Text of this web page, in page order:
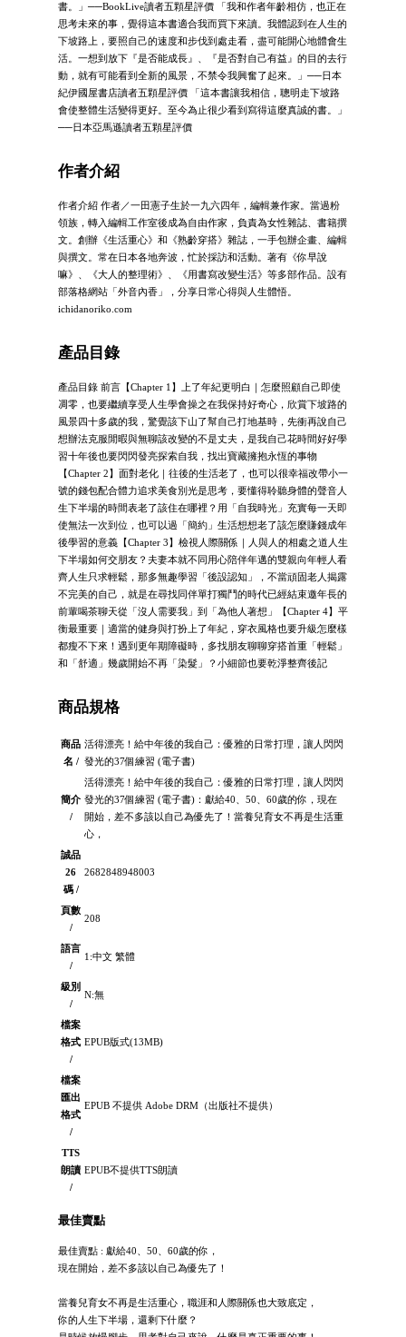
書。」──BookLive讀者五顆星評價 「我和作者年齡相仿，也正在
思考未來的事，覺得這本書適合我而買下來讀。我體認到在人生的
下坡路上，要照自己的速度和步伐到處走看，盡可能開心地體會生
活。一想到放下『是否能成長』、『是否對自己有益』的目的去行
動，就有可能看到全新的風景，不禁令我興奮了起來。」──日本
紀伊國屋書店讀者五顆星評價 「這本書讓我相信，聰明走下坡路
會使整體生活變得更好。至今為止很少看到寫得這麼真誠的書。」
──日本亞馬遜讀者五顆星評價
作者介紹
作者介紹 作者／一田憲子生於一九六四年，編輯兼作家。當過粉
領族，轉入編輯工作室後成為自由作家，負責為女性雜誌、書籍撰
文。創辦《生活重心》和《熟齡穿搭》雜誌，一手包辦企畫、編輯
與撰文。常在日本各地奔波，忙於採訪和活動。著有《你早說
嘛》、《大人的整理術》、《用書寫改變生活》等多部作品。設有
部落格網站「外音內香」，分享日常心得與人生體悟。
ichidanoriko.com
產品目錄
產品目錄 前言【Chapter 1】上了年紀更明白｜怎麼照顧自己即使
凋零，也要繼續享受人生學會操之在我保持好奇心，欣賞下坡路的
風景四十多歲的我，驚覺該下山了幫自己打地基時，先衝再說自己
想辦法克服閒暇與無聊該改變的不是丈夫，是我自己花時間好好學
習十年後也要閃閃發亮探索自我，找出寶藏擁抱永恆的事物
【Chapter 2】面對老化｜往後的生活老了，也可以很幸福改帶小一
號的錢包配合體力追求美食別光是思考，要懂得聆聽身體的聲音人
生下半場的時間表老了該住在哪裡？用「自我時光」充實每一天即
使無法一次到位，也可以過「簡約」生活想想老了該怎麼賺錢成年
後學習的意義【Chapter 3】檢視人際關係｜人與人的相處之道人生
下半場如何交朋友？夫妻本就不同用心陪伴年邁的雙親向年輕人看
齊人生只求輕鬆，那多無趣學習「後設認知」，不當頑固老人揭露
不完美的自己，就是在尋找同伴單打獨鬥的時代已經結束邀年長的
前輩喝茶聊天從「沒人需要我」到「為他人著想」【Chapter 4】平
衡最重要｜適當的健身與打扮上了年紀，穿衣風格也要升級怎麼樣
都瘦不下來！遇到更年期障礙時，多找朋友聊聊穿搭首重「輕鬆」
和「舒適」幾歲開始不再「染髮」？小細節也要乾淨整齊後記
商品規格
商品
名 /
活得漂亮！給中年後的我自己：優雅的日常打理，讓人閃閃
發光的37個練習 (電子書)
簡介
/
活得漂亮！給中年後的我自己：優雅的日常打理，讓人閃閃
發光的37個練習 (電子書)：獻給40、50、60歲的你，現在
開始，差不多該以自己為優先了！當養兒育女不再是生活重
心，
誠品
26
碼 /
2682848948003
頁數
/
208
語言
/
1:中文 繁體
級別
/
N:無
檔案
格式
/
EPUB版式(13MB)
檔案
匯出
格式
/
EPUB 不提供 Adobe DRM（出版社不提供）
TTS
朗讀
/
EPUB不提供TTS朗讀
最佳賣點
最佳賣點 : 獻給40、50、60歲的你，
現在開始，差不多該以自己為優先了！
當養兒育女不再是生活重心，職涯和人際關係也大致底定，
你的人生下半場，還剩下什麼？